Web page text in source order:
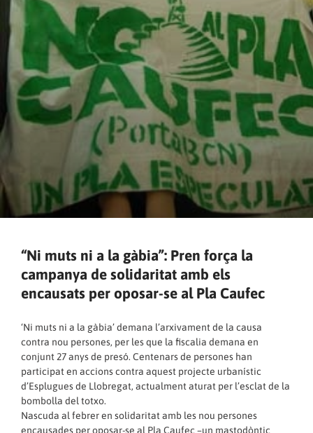
“Ni muts ni a la gàbia”: Pren força la
campanya de solidaritat amb els
encausats per oposar-se al Pla Caufec
‘Ni muts ni a la gàbia’ demana l’arxivament de la causa
contra nou persones, per les que la fiscalia demana en
conjunt 27 anys de presó. Centenars de persones han
participat en accions contra aquest projecte urbanístic
d’Esplugues de Llobregat, actualment aturat per l’esclat de la
bombolla del totxo.
Nascuda al febrer en solidaritat amb les nou persones
encausades per oposar-se al Pla Caufec –un mastodòntic